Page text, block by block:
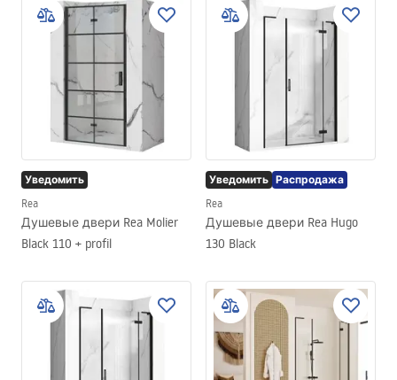
Уведомить
Rea
Душевые двери Rea Molier
Black 110 + profil
Уведомить Распродажа
Rea
Душевые двери Rea Hugo
130 Black